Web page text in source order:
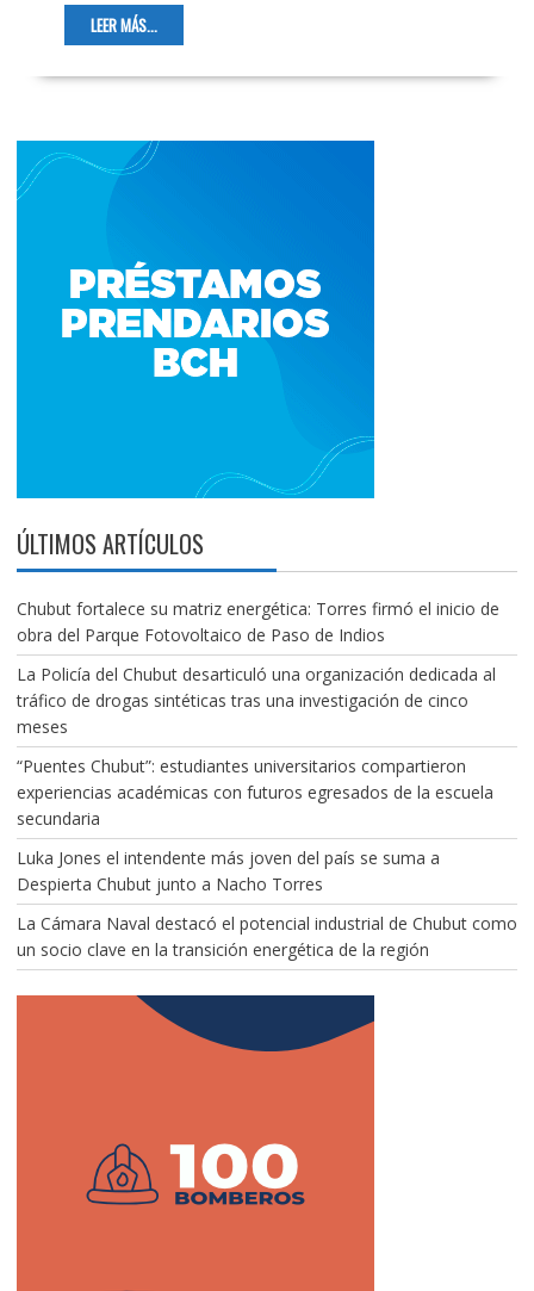
LEER MÁS...
ÚLTIMOS ARTÍCULOS
Chubut fortalece su matriz energética: Torres firmó el inicio de
obra del Parque Fotovoltaico de Paso de Indios
La Policía del Chubut desarticuló una organización dedicada al
tráfico de drogas sintéticas tras una investigación de cinco
meses
“Puentes Chubut”: estudiantes universitarios compartieron
experiencias académicas con futuros egresados de la escuela
secundaria
Luka Jones el intendente más joven del país se suma a
Despierta Chubut junto a Nacho Torres
La Cámara Naval destacó el potencial industrial de Chubut como
un socio clave en la transición energética de la región